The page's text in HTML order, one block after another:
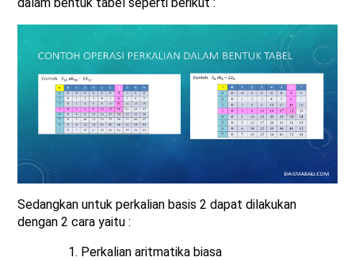
Sedangkan untuk perkalian basis 2 dapat dilakukan
dengan 2 cara yaitu :
Perkalian aritmatika biasa